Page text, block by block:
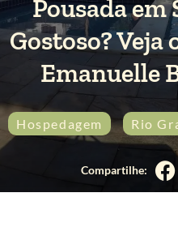
Pousada em
Gostoso? Veja
Emanuelle
Hospedagem Rio